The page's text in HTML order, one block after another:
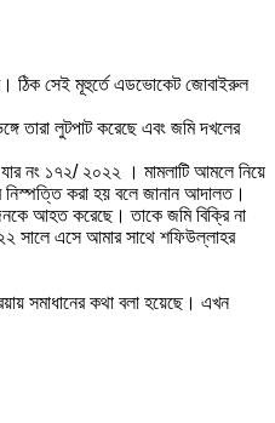
ঠিক সেই মূহুর্তে এডভোকেট জোবাইরুল
তারা লুটপাট করেছে এবং জমি দখলের
নং ১৭২/ ২০২২ । মামলাটি আমলে নিয়ে
নিস্পত্তি করা হয় বলে জানান আদালত।
আহত করেছে। তাকে জমি বিক্রি না
সালে এসে আমার সাথে শফিউল্লাহর
সমাধানের কথা বলা হয়েছে। এখন